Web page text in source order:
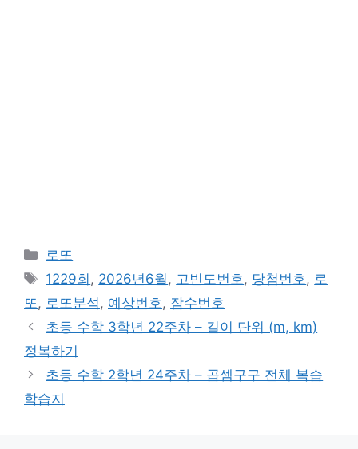
카
테
리
로또
태
그
1229회 , 2026년6월 , 고빈도번호 , 당첨번호 , 로
또 , 로또분석 , 예상번호 , 잠수번호
초등 수학 3학년 22주차 – 길이 단위 (m, km)
정복하기
초등 수학 2학년 24주차 – 곱셈구구 전체 복습
학습지